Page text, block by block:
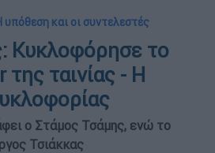
υπόθεση και οι συντελεστές
Κυκλοφόρησε το
ταινίας - Η
ο Στάμος Τσάμης, ενώ το
Τσιάκκας